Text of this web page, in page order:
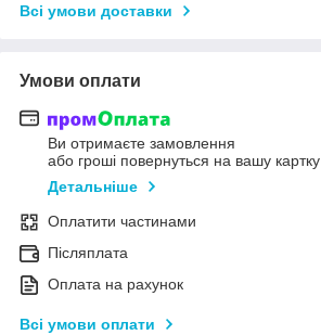
Всі умови доставки
Умови оплати
Ви отримаєте замовлення
або гроші повернуться на вашу картку
Детальніше
Оплатити частинами
Післяплата
Оплата на рахунок
Всі умови оплати